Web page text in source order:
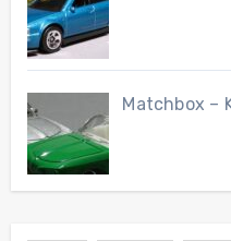
Matchbox –